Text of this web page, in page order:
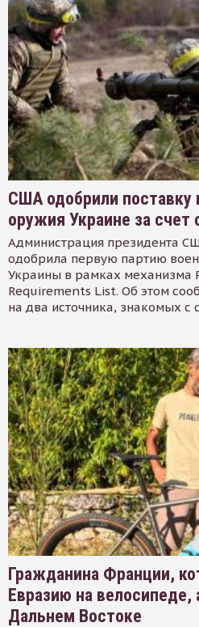
США одобрили поставку
оружия Украине за счет
Администрация президента
одобрила первую партию
Украины в рамках механизма
Requirements List. Об этом
на два источника, знакомых с
Гражданина Франции,
Евразию на велосипеде,
Дальнем Востоке